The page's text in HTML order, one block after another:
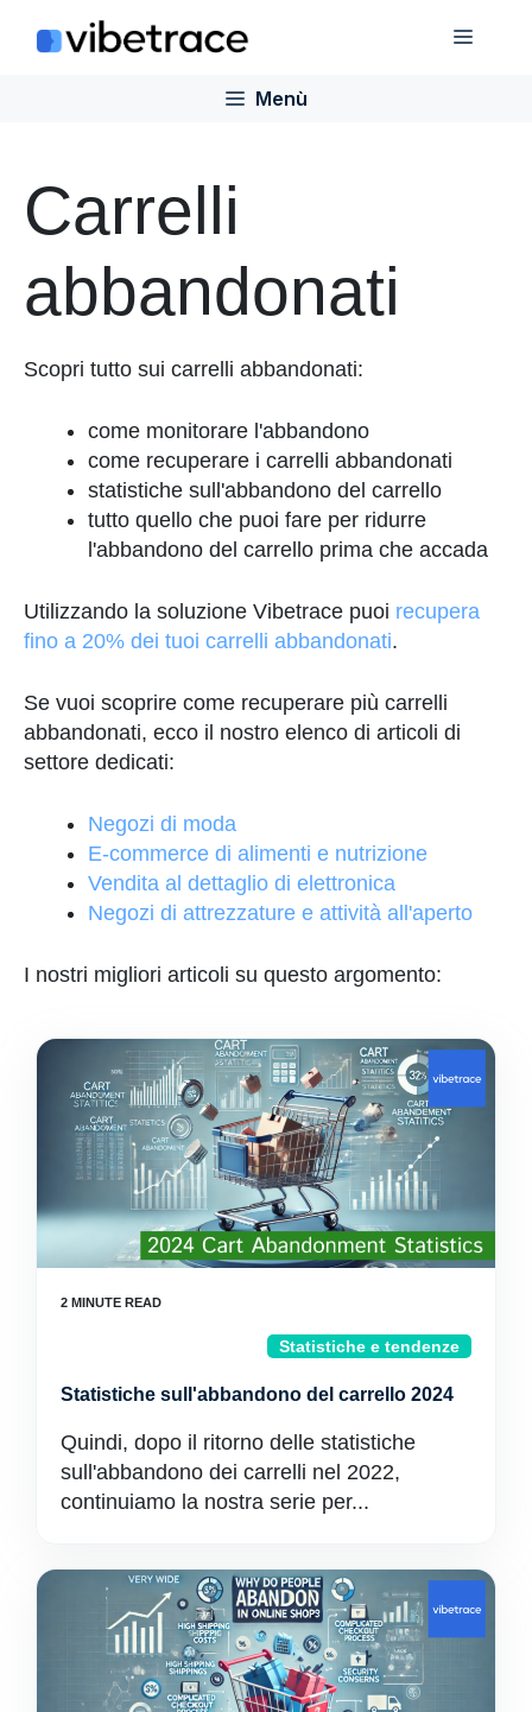
Menù
Menù
Carrelli
abbandonati
Scopri tutto sui carrelli abbandonati:
come monitorare l'abbandono
come recuperare i carrelli abbandonati
statistiche sull'abbandono del carrello
tutto quello che puoi fare per ridurre
l'abbandono del carrello prima che accada
Utilizzando la soluzione Vibetrace puoi recupera
fino a 20% dei tuoi carrelli abbandonati.
Se vuoi scoprire come recuperare più carrelli
abbandonati, ecco il nostro elenco di articoli di
settore dedicati:
Negozi di moda
E-commerce di alimenti e nutrizione
Vendita al dettaglio di elettronica
Negozi di attrezzature e attività all'aperto
I nostri migliori articoli su questo argomento:
Statistiche e tendenze
Statistiche sull'abbandono del carrello 2024
Quindi, dopo il ritorno delle statistiche
sull'abbandono dei carrelli nel 2022,
continuiamo la nostra serie per...